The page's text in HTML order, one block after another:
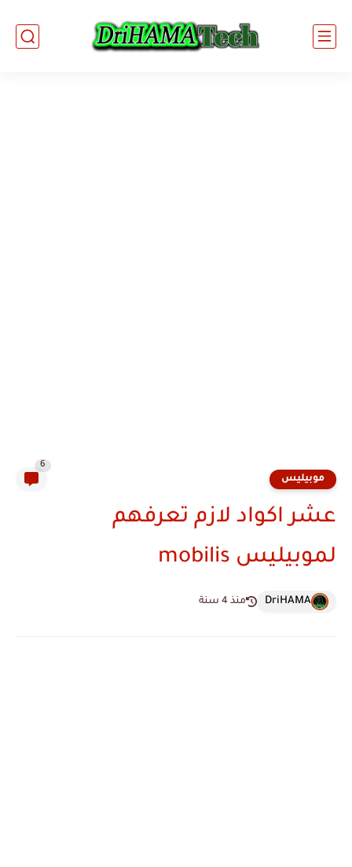
موبيليس
6
عشر اكواد لازم تعرفهم
لموبيليس mobilis
DriHAMA منذ 4 سنة